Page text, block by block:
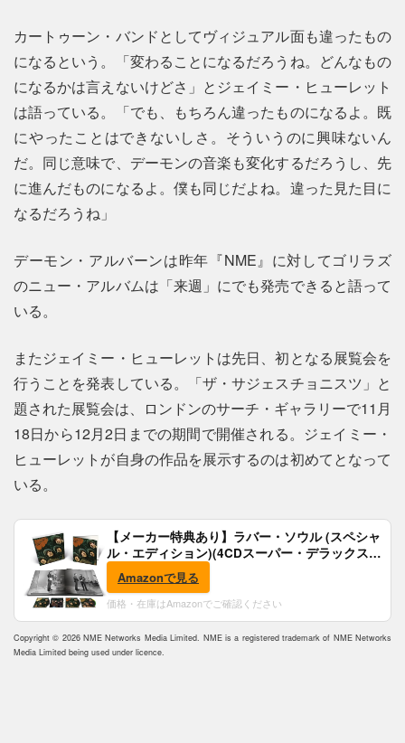
カートゥーン・バンドとしてヴィジュアル面も違ったもの
になるという。「変わることになるだろうね。どんなもの
になるかは言えないけどさ」とジェイミー・ヒューレット
は語っている。「でも、もちろん違ったものになるよ。既
にやったことはできないしさ。そういうのに興味ないん
だ。同じ意味で、デーモンの音楽も変化するだろうし、先
に進んだものになるよ。僕も同じだよね。違った見た目に
なるだろうね」
デーモン・アルバーンは昨年『NME』に対してゴリラズ
のニュー・アルバムは「来週」にでも発売できると語って
いる。
またジェイミー・ヒューレットは先日、初となる展覧会を
行うことを発表している。「ザ・サジェスチョニスツ」と
題された展覧会は、ロンドンのサーチ・ギャラリーで11月
18日から12月2日までの期間で開催される。ジェイミー・
ヒューレットが自身の作品を展示するのは初めてとなって
いる。
【メーカー特典あり】ラバー・ソウル (スペシャ
ル・エディション)(4CDスーパー・デラックス)
(完全生産限定盤)(SHM-CD)(特典:B2ポスター付)
Amazonで見る
価格・在庫はAmazonでご確認ください
Copyright © 2026 NME Networks Media Limited. NME is a registered trademark of NME Networks
Media Limited being used under licence.